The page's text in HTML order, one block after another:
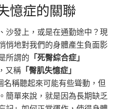
憶症的關聯
沙發上，或是在通勤途中？現
悄地對我們的身體產生負面影
所謂的 「死臀綜合症」
，又稱 「臀肌失憶症」
名稱聽起來可能有些聳動，但
簡單來說，就是因為長期缺乏